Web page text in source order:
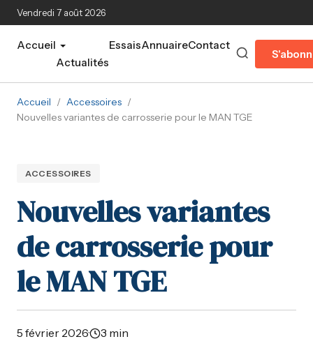
Aller au contenu principal
Vendredi 7 août 2026
Accueil
Actualités
EssaisAnnuaireContact
Accueil / Accessoires /
Nouvelles variantes de carrosserie pour le MAN TGE
ACCESSOIRES
Nouvelles variantes
de carrosserie pour
le MAN TGE
5 février 2026· 3 min